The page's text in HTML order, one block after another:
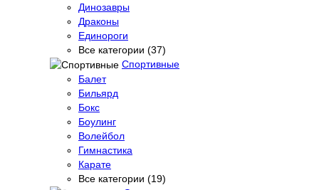
Динозавры
Драконы
Единороги
Все категории (37)
Спортивные
Балет
Бильярд
Бокс
Боулинг
Волейбол
Гимнастика
Карате
Все категории (19)